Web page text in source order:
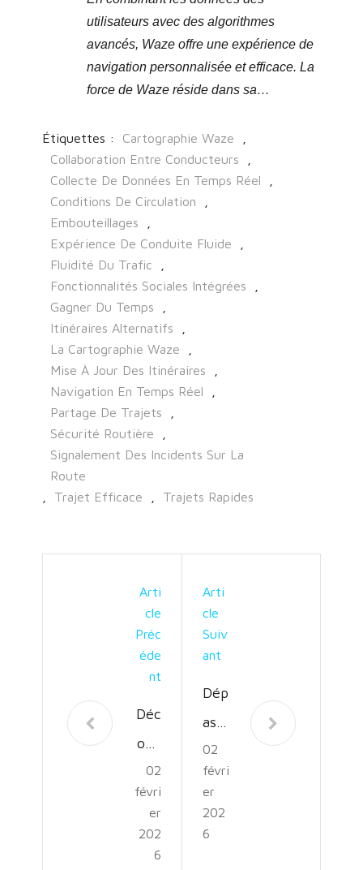
utilisateurs avec des algorithmes
avancés, Waze offre une expérience de
navigation personnalisée et efficace. La
force de Waze réside dans sa…
Étiquettes : Cartographie Waze
Collaboration Entre Conducteurs
Collecte De Données En Temps Réel
Conditions De Circulation
Embouteillages
Expérience De Conduite Fluide
Fluidité Du Trafic
Fonctionnalités Sociales Intégrées
Gagner Du Temps
Itinéraires Alternatifs
La Cartographie Waze
Mise À Jour Des Itinéraires
Navigation En Temps Réel
Partage De Trajets
Sécurité Routière
Signalement Des Incidents Sur La
Route
Trajet Efficace Trajets Rapides
Arti
Cle
Préc
Éde
Nt
Déc
ouv
rez
l’Ar
t de
la
02
févri
er
202
6
Arti
Cle
Suiv
Ant
Dép
ass
em
ent
et
Vict
02
févri
er
202
6